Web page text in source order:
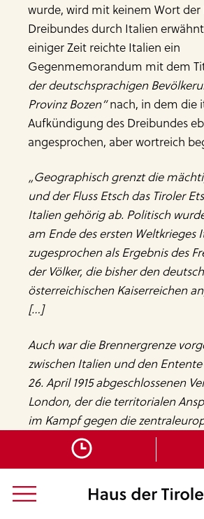
wurde, wird mit keinem Wort der
Dreibundes durch Italien
einiger Zeit reichte Italien ein
Gegenmemorandum mit dem
der deutschsprachigen
Provinz Bozen“nach, in dem die
Aufkündigung des Dreibundes
angesprochen, aber wortreich
„Geographisch grenzt die
und der Fluss Etsch das Tiroler
Italien gehörig ab. Politisch
am Ende des ersten Weltkrieges
zugesprochen als Ergebnis des
der Völker, die bisher den
österreichischen Kaiserreichen
[…]
Auch war die Brennergrenze
zwischen Italien und den
26. April 1915 abgeschlossenen
London, der die territorialen
im Kampf gegen die
Mächte festsetzte.“
nicht
„im Kampf gegen die